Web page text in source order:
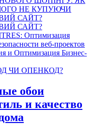
НЕ КУПУЮЧИ
САЙТ?
САЙТ?
Оптимизация
веб-проектов
и Оптимизация Бизнес-
ЧИ ОПЕНКОД?
обои
и качество